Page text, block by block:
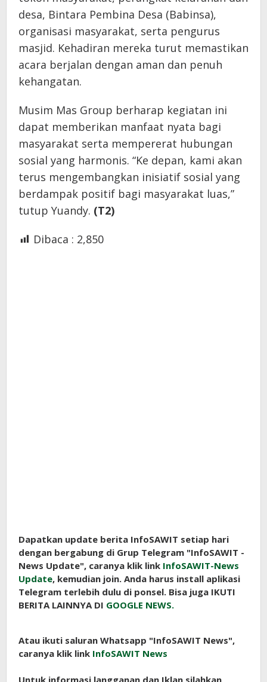
desa, Bintara Pembina Desa (Babinsa),
organisasi masyarakat, serta pengurus
masjid. Kehadiran mereka turut memastikan
acara berjalan dengan aman dan penuh
kehangatan.
Musim Mas Group berharap kegiatan ini
dapat memberikan manfaat nyata bagi
masyarakat serta mempererat hubungan
sosial yang harmonis. “Ke depan, kami akan
terus mengembangkan inisiatif sosial yang
berdampak positif bagi masyarakat luas,”
tutup Yuandy. (T2)
Dibaca : 2,850
Dapatkan update berita InfoSAWIT setiap hari
dengan bergabung di Grup Telegram "InfoSAWIT -
News Update", caranya klik link InfoSAWIT-News
Update, kemudian join. Anda harus install aplikasi
Telegram terlebih dulu di ponsel. Bisa juga IKUTI
BERITA LAINNYA DI GOOGLE NEWS.
Atau ikuti saluran Whatsapp "InfoSAWIT News",
caranya klik link InfoSAWIT News